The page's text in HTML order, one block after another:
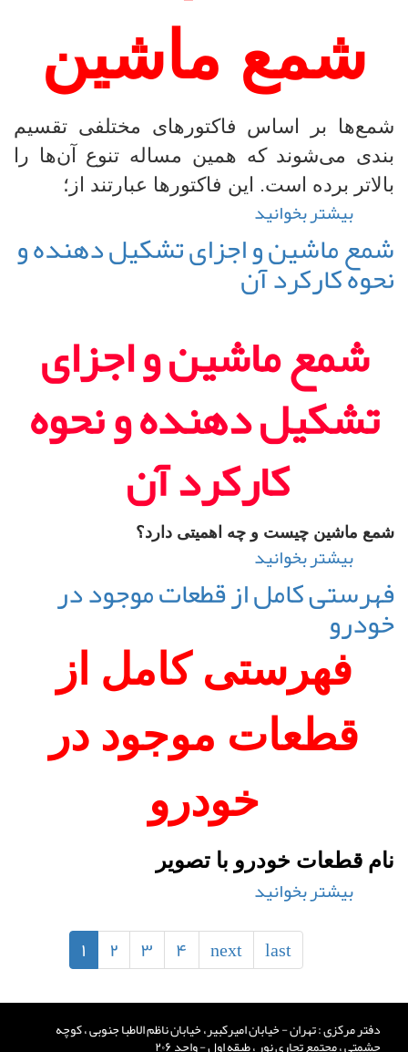
شمع ماشین
شمع‌ها بر اساس فاکتورهای مختلفی تقسیم
بندی می‌شوند که همین مساله تنوع آن‌ها را
بالاتر برده است. این فاکتورها عبارتند از؛
بیشتر بخوانید
انواع
تقسیم‌بندی
شمع
شمع ماشین و اجزای تشکیل دهنده و
نحوه کارکرد آن
شمع ماشین و اجزای
تشکیل دهنده و نحوه
کارکرد آن
شمع ماشین چیست و چه اهمیتی دارد؟
بیشتر بخوانید
شمع
ماشین
اجزای
تشکیل
و
نحوه
کارکرد
آن
فهرستی کامل از قطعات موجود در
خودرو
فهرستی کامل از
قطعات موجود در
خودرو
نام قطعات خودرو با تصویر
بیشتر بخوانید
کامل
از
قطعات
موجود
در
۱ ۲ ۳ ۴ next last
دفتر مرکزی : تهران - خیابان امیرکبیر، خیابان ناظم الاطبا جنوبی ، کوچه
حشمتی ، مجتمع تجاری نور ، طبقه اول - واحد ۲۰۶